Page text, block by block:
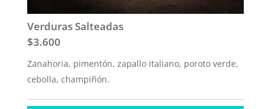
Verduras Salteadas
$3.600
Zanahoria, pimentón, zapallo italiano, poroto verde,
cebolla, champiñón.